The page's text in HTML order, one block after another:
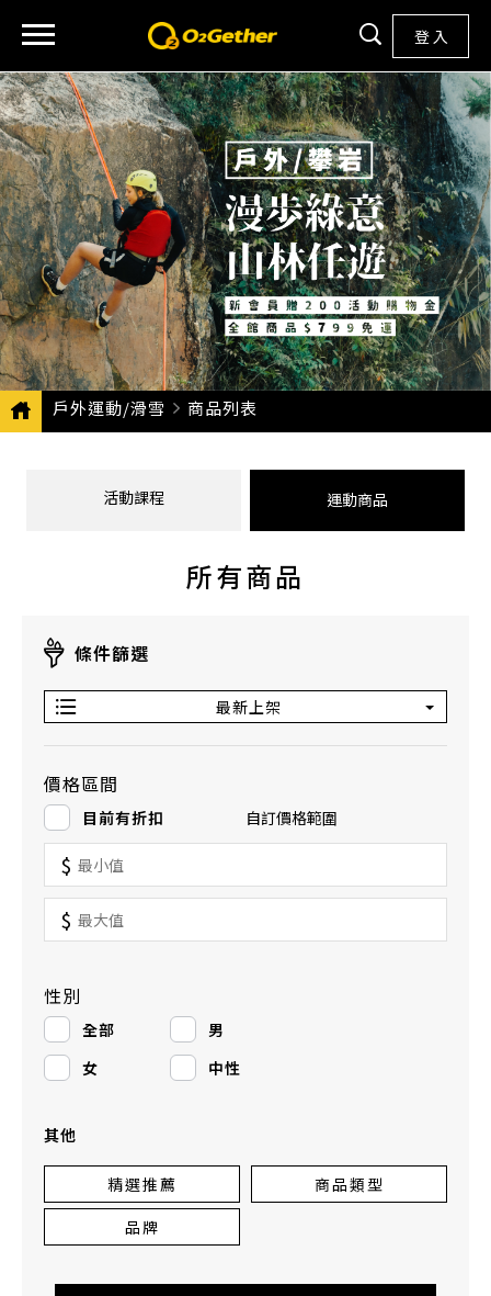
登 入
戶外運動/滑雪 CURRENT:
商品列表
活動課程 運動商品
所有商品
條件篩選
最新上架
價格區間
目前有折扣 自訂價格範圍
$
$
性別
全部
男
女
中性
其他
精選推薦
商品類型
品牌